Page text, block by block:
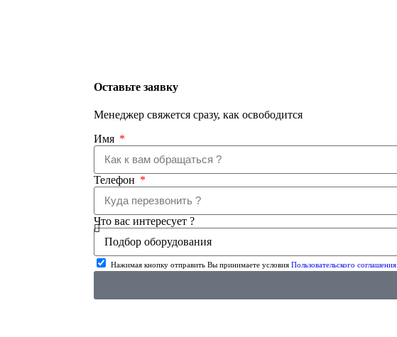
Оставьте заявку
Менеджер свяжется сразу, как освободится
Имя
Телефон
Что вас интересует ?
Нажимая кнопку отправить Вы принимаете условия Пользовательского соглашения